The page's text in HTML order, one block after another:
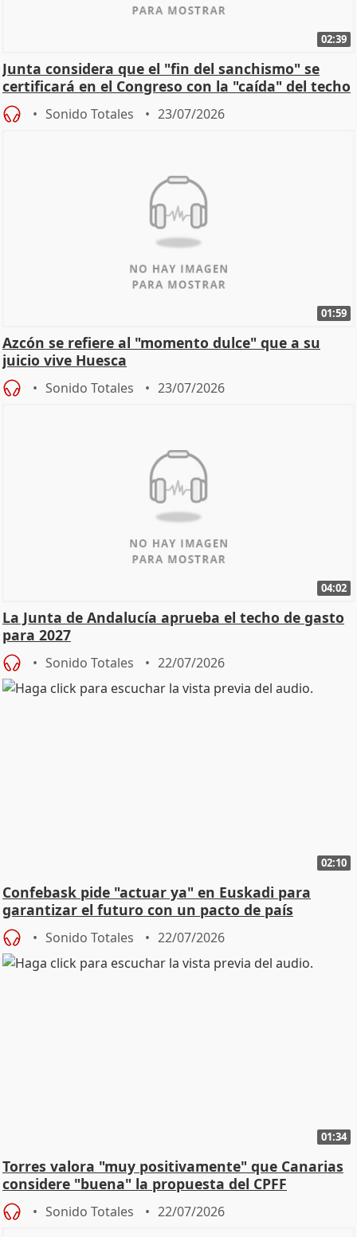
02:39
Junta considera que el "fin del sanchismo" se
certificará en el Congreso con la "caída" del techo
de
Sonido Totales 23/07/2026
01:59
Azcón se refiere al "momento dulce" que a su
juicio vive Huesca
Sonido Totales 23/07/2026
04:02
La Junta de Andalucía aprueba el techo de gasto
para 2027
Sonido Totales 22/07/2026
02:10
Confebask pide "actuar ya" en Euskadi para
garantizar el futuro con un pacto de país
Sonido Totales 22/07/2026
01:34
Torres valora "muy positivamente" que Canarias
considere "buena" la propuesta del CPFF
Sonido Totales 22/07/2026